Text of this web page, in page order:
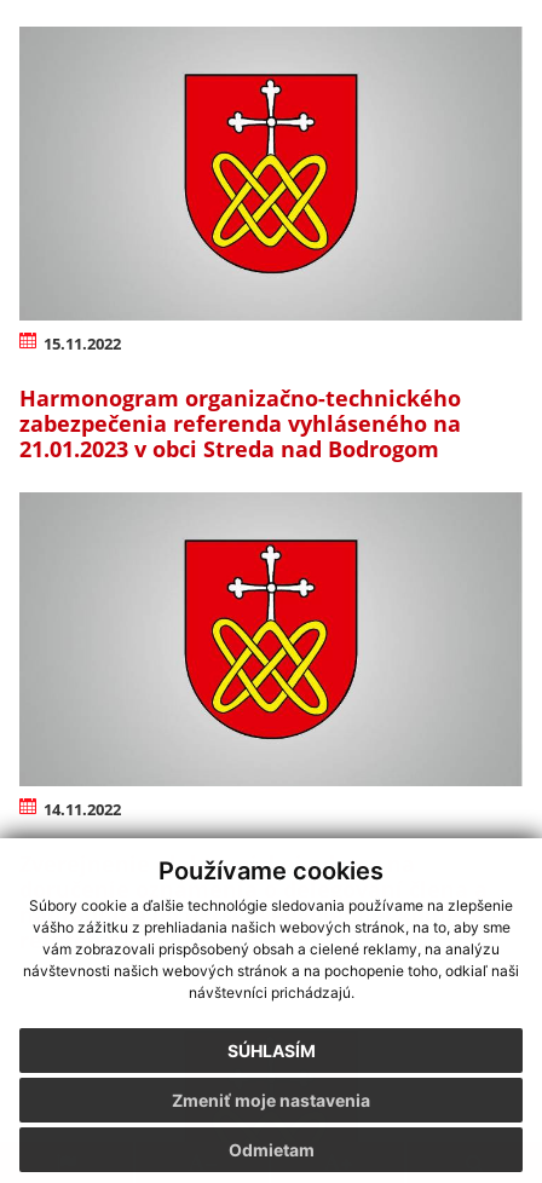
Používame cookies
Súbory cookie a ďalšie technológie sledovania používame na zlepšenie
vášho zážitku z prehliadania našich webových stránok, na to, aby sme
vám zobrazovali prispôsobený obsah a cielené reklamy, na analýzu
návštevnosti našich webových stránok a na pochopenie toho, odkiaľ naši
návštevníci prichádzajú.
SÚHLASÍM
Odmietam
Zmeniť moje nastavenia
15.11.2022
Harmonogram organizačno-technického
zabezpečenia referenda vyhláseného na
21.01.2023 v obci Streda nad Bodrogom
14.11.2022
Zverejnenie elektronickej adresy na
doručenie oznámenia o delegovaní člena a
náhradníka do okrskovej volebnej komisie -
referendum 2023